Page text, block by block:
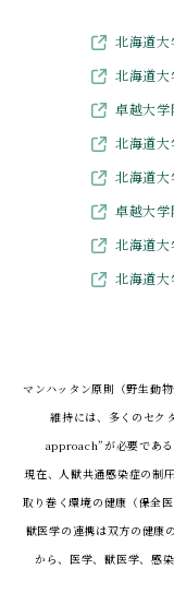
北海道大
北海道大
卓越大学
北海道
北海道
卓越大学
北海道
北海道
マンハッタン原則（野生動
維持には、 多くのセク
approach”が必要であ
現在、人獣共通感染症の制
取り巻く環境の健康（保全医
獣医学の連携は双方の健
から、 医学、獣医学、感